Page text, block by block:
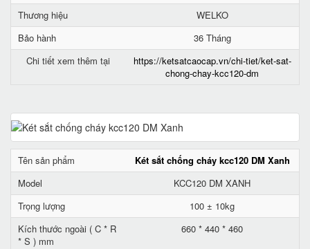
Thương hiệu
WELKO
Bảo hành
36 Tháng
Chi tiết xem thêm tại
https://ketsatcaocap.vn/chi-tiet/ket-sat-
chong-chay-kcc120-dm
Tên sản phẩm
Két sắt chống cháy kcc120 DM Xanh
Model
KCC120 DM XANH
Trọng lượng
100 ± 10kg
Kích thước ngoài ( C * R
* S ) mm
660 * 440 * 460